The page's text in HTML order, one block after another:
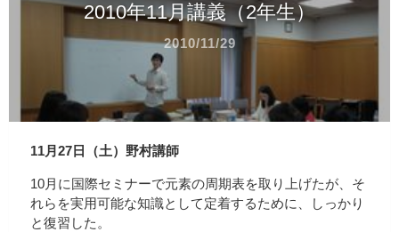
2010年11月講義（2年生）
2010/11/29
11月27日（土）野村講師
10月に国際セミナーで元素の周期表を取り上げたが、そ
れらを実用可能な知識として定着するために、しっかり
と復習した。